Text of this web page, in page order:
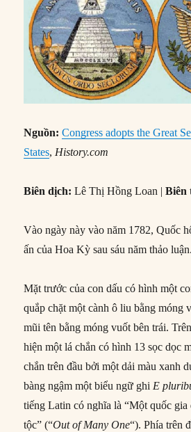
Nguồn: Congress adopts the Great
States, History.com
Biên dịch: Lê Thị Hồng Loan |
Vào ngày này vào năm 1782, Quốc
ấn của Hoa Kỳ sau sáu năm thảo luận.
Mặt trước của con dấu có hình một
quắp chặt một cành ô liu bằng móng
mũi tên bằng móng vuốt bên trái.
hiện một lá chắn có hình 13 sọc dọc
chắn trên đầu bởi một dải màu xanh
bàng ngậm một biểu ngữ ghi E
tiếng Latin có nghĩa là “Một quốc
tộc” (“Out of Many One“). Phía trên